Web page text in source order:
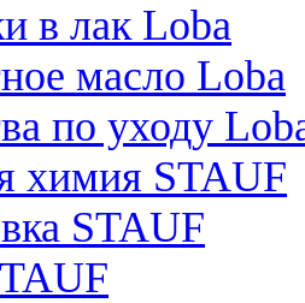
в лак Loba
масло Loba
по уходу
химия STAUF
STAUF